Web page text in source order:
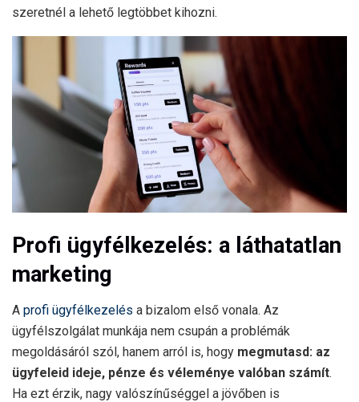
szeretnél a lehető legtöbbet kihozni.
Profi ügyfélkezelés: a láthatatlan
marketing
A profi ügyfélkezelés a bizalom első vonala. Az
ügyfélszolgálat munkája nem csupán a problémák
megoldásáról szól, hanem arról is, hogy megmutasd: az
ügyfeleid ideje, pénze és véleménye valóban számít.
Ha ezt érzik, nagy valószínűséggel a jövőben is